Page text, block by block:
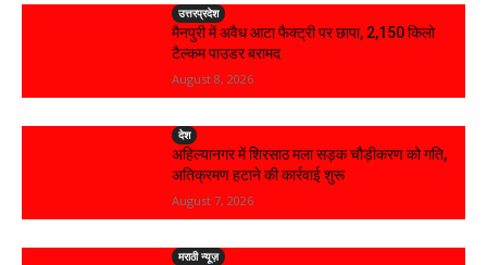
उत्तरप्रदेश
मैनपुरी में अवैध आटा फैक्ट्री पर छापा, 2,150 किलो
टैल्कम पाउडर बरामद
August 8, 2026
देश
अहिल्यानगर में शिरसाठ मला सड़क चौड़ीकरण को गति,
अतिक्रमण हटाने की कार्रवाई शुरू
August 7, 2026
मराठी न्यूज़